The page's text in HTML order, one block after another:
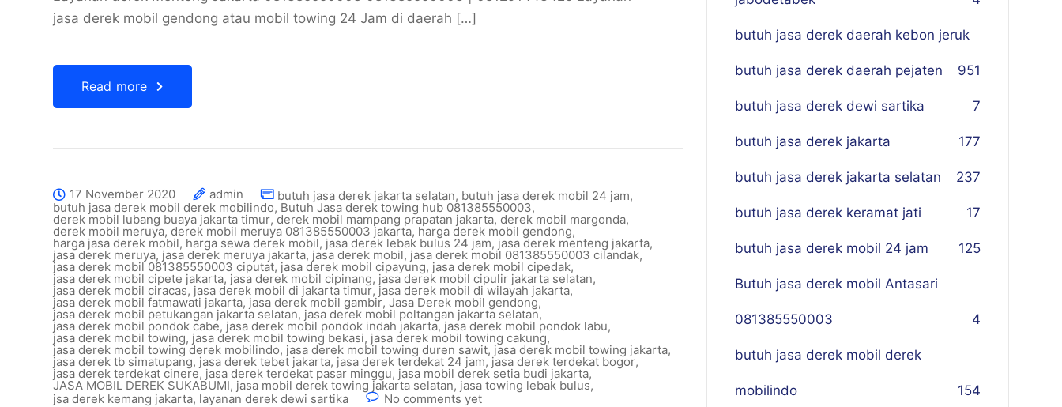
jasa derek mobil gendong atau mobil towing 24 Jam di daerah […]
Read more
17 November 2020 admin butuh jasa derek jakarta selatan, butuh jasa derek mobil 24 jam,
butuh jasa derek mobil derek mobilindo, Butuh Jasa derek towing hub 081385550003,
derek mobil lubang buaya jakarta timur,derek mobil mampang prapatan jakarta, derek mobil margonda,
derek mobil meruya, derek mobil meruya 081385550003 jakarta, harga derek mobil gendong,
harga jasa derek mobil, harga sewa derek mobil, jasa derek lebak bulus 24 jam, jasa derek menteng jakarta,
jasa derek meruya, jasa derek meruya jakarta, jasa derek mobil, jasa derek mobil 081385550003 cilandak,
jasa derek mobil 081385550003 ciputat, jasa derek mobil cipayung, jasa derek mobil cipedak,
jasa derek mobil cipete jakarta, jasa derek mobil cipinang, jasa derek mobil cipulir jakarta selatan,
jasa derek mobil ciracas, jasa derek mobil di jakarta timur,jasa derek mobil di wilayah jakarta,
jasa derek mobil fatmawati jakarta, jasa derek mobil gambir, Jasa Derek mobil gendong,
jasa derek mobil petukangan jakarta selatan, jasa derek mobil poltangan jakarta selatan,
jasa derek mobil pondok cabe, jasa derek mobil pondok indah jakarta, jasa derek mobil pondok labu,
jasa derek mobil towing, jasa derek mobil towing bekasi, jasa derek mobil towing cakung,
jasa derek mobil towing derek mobilindo, jasa derek mobil towing duren sawit, jasa derek mobil towing jakarta,
jasa derek tb simatupang, jasa derek tebet jakarta, jasa derek terdekat 24 jam, jasa derek terdekat bogor,
jasa derek terdekat cinere, jasa derek terdekat pasar minggu, jasa mobil derek setia budi jakarta,
JASA MOBIL DEREK SUKABUMI, jasa mobil derek towing jakarta selatan, jasa towing lebak bulus,
jsa derek kemang jakarta, layanan derek dewi sartika No comments yet
butuh jasa derek daerah kebon jeruk
51
butuh jasa derek daerah pejaten 9
butuh jasa derek dewi sartika 7
butuh jasa derek jakarta 177
butuh jasa derek jakarta selatan 237
butuh jasa derek keramat jati 17
butuh jasa derek mobil 24 jam 125
Butuh jasa derek mobil Antasari
081385550003 4
butuh jasa derek mobil derek
mobilindo 154